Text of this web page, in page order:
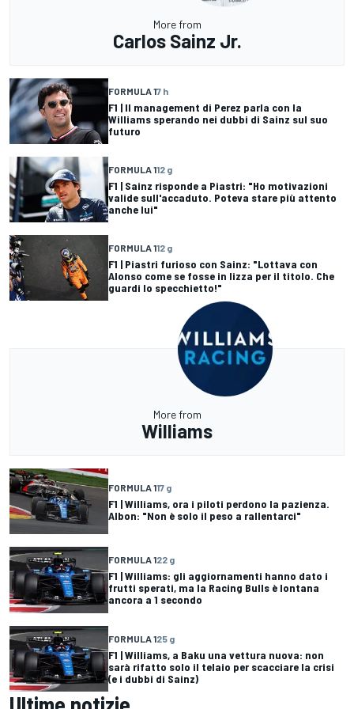
More from
Carlos Sainz Jr.
FORMULA 17 h
F1 | Il management di Perez parla con la
Williams sperando nei dubbi di Sainz sul suo
futuro
FORMULA 112 g
F1 | Sainz risponde a Piastri: "Ho motivazioni
valide sull'accaduto. Poteva stare più attento
anche lui"
FORMULA 112 g
F1 | Piastri furioso con Sainz: "Lottava con
Alonso come se fosse in lizza per il titolo. Che
guardi lo specchietto!"
More from
Williams
FORMULA 117 g
F1 | Williams, ora i piloti perdono la pazienza.
Albon: "Non è solo il peso a rallentarci"
FORMULA 122 g
F1 | Williams: gli aggiornamenti hanno dato i
frutti sperati, ma la Racing Bulls è lontana
ancora a 1 secondo
FORMULA 125 g
F1 | Williams, a Baku una vettura nuova: non
sarà rifatto solo il telaio per scacciare la crisi
(e i dubbi di Sainz)